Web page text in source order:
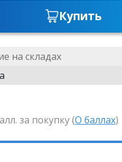
Купить
на складах
за покупку (О баллах)